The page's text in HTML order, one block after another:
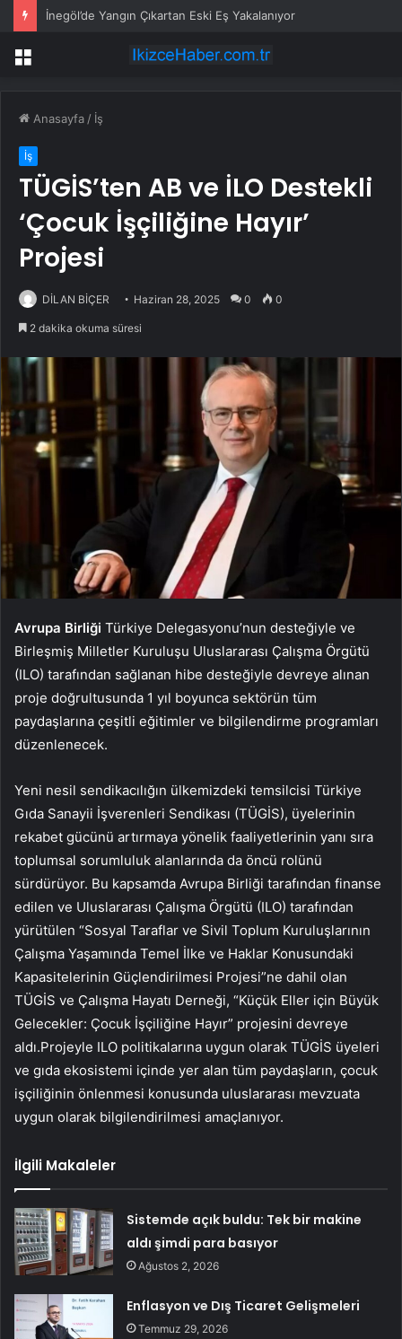
İnegöl’de Yangın Çıkartan Eski Eş Yakalanıyor
Menü
Anasayfa / İş
İş
TÜGİS’ten AB ve İLO Destekli
‘Çocuk İşçiliğine Hayır’
Projesi
DİLAN BİÇER Haziran 28, 2025 0 0
2 dakika okuma süresi
Avrupa Birliği Türkiye Delegasyonu’nun desteğiyle ve
Birleşmiş Milletler Kuruluşu Uluslararası Çalışma Örgütü
(ILO) tarafından sağlanan hibe desteğiyle devreye alınan
proje doğrultusunda 1 yıl boyunca sektörün tüm
paydaşlarına çeşitli eğitimler ve bilgilendirme programları
düzenlenecek.
Yeni nesil sendikacılığın ülkemizdeki temsilcisi Türkiye
Gıda Sanayii İşverenleri Sendikası (TÜGİS), üyelerinin
rekabet gücünü artırmaya yönelik faaliyetlerinin yanı sıra
toplumsal sorumluluk alanlarında da öncü rolünü
sürdürüyor. Bu kapsamda Avrupa Birliği tarafından finanse
edilen ve Uluslararası Çalışma Örgütü (ILO) tarafından
yürütülen “Sosyal Taraflar ve Sivil Toplum Kuruluşlarının
Çalışma Yaşamında Temel İlke ve Haklar Konusundaki
Kapasitelerinin Güçlendirilmesi Projesi”ne dahil olan
TÜGİS ve Çalışma Hayatı Derneği, “Küçük Eller için Büyük
Gelecekler: Çocuk İşçiliğine Hayır” projesini devreye
aldı.Projeyle ILO politikalarına uygun olarak TÜGİS üyeleri
ve gıda ekosistemi içinde yer alan tüm paydaşların, çocuk
işçiliğinin önlenmesi konusunda uluslararası mevzuata
uygun olarak bilgilendirilmesi amaçlanıyor.
İlgili Makaleler
Sistemde açık buldu: Tek bir makine
aldı şimdi para basıyor
Ağustos 2, 2026
Enflasyon ve Dış Ticaret Gelişmeleri
Temmuz 29, 2026